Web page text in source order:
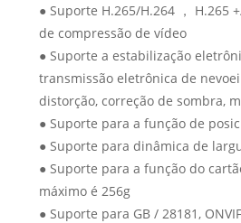
● Suporte H.265/H.264 ， H.265
de compressão de vídeo
● Suporte a estabilização
transmissão eletrônica de
distorção, correção de sombra,
● Suporte para a função de
● Suporte para dinâmica de
● Suporte para a função do
máximo é 256g
● Suporte para GB / 28181, ONVIF